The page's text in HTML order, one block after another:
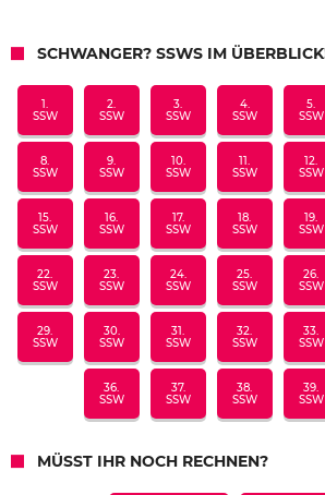
SCHWANGER? SSWS IM
1.
SSW
2.
SSW
3.
SSW
4.
SSW
5.
SSW
8.
SSW
9.
SSW
10.
SSW
11.
SSW
12.
SSW
15.
SSW
16.
SSW
17.
SSW
18.
SSW
19.
SSW
22.
SSW
23.
SSW
24.
SSW
25.
SSW
26.
SSW
29.
SSW
30.
SSW
31.
SSW
32.
SSW
33.
SSW
36.
SSW
37.
SSW
38.
SSW
39.
SSW
MÜSST IHR NOCH RECHNEN?